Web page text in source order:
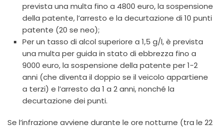
prevista una multa fino a 4800 euro, la sospensione
della patente, l’arresto e la decurtazione di 10 punti
patente (20 se neo);
Per un tasso di alcol superiore a 1,5 g/l, è prevista
una multa per guida in stato di ebbrezza fino a
9000 euro, la sospensione della patente per 1-2
anni (che diventa il doppio se il veicolo appartiene
a terzi) e l’arresto da 1 a 2 anni, nonché la
decurtazione dei punti.
Se l’infrazione avviene durante le ore notturne (tra le 22